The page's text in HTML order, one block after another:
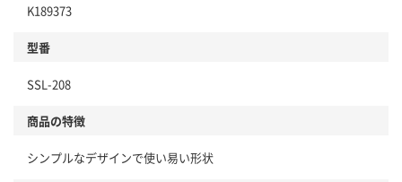
K189373
型番
SSL-208
商品の特徴
シンプルなデザインで使い易い形状